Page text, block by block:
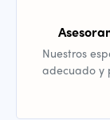
Nuestros
adecuado y